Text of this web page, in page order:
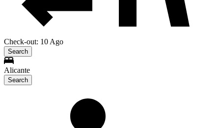
Check-out: 10 Ago
Search
Alicante
Search